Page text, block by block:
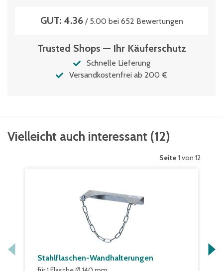
GUT: 4.36/ 5.00 bei 652 Bewertungen
Trusted Shops — Ihr Käuferschutz
Schnelle Lieferung
Versandkostenfrei ab 200 €
Vielleicht auch interessant (12)
Seite 1 von 12
Stahlflaschen-Wandhalterungen